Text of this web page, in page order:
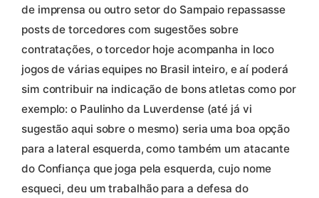
de imprensa ou outro setor do Sampaio repassasse
posts de torcedores com sugestões sobre
contratações, o torcedor hoje acompanha in loco
jogos de várias equipes no Brasil inteiro, e aí poderá
sim contribuir na indicação de bons atletas como por
exemplo: o Paulinho da Luverdense (até já vi
sugestão aqui sobre o mesmo) seria uma boa opção
para a lateral esquerda, como também um atacante
do Confiança que joga pela esquerda, cujo nome
esqueci, deu um trabalhão para a defesa do